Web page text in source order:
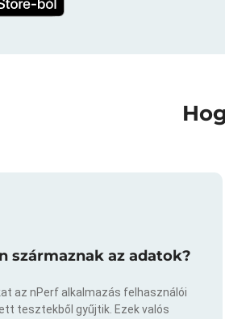
származnak az adatok?
az nPerf alkalmazás felhasználói
tesztekből gyűjtik. Ezek valós